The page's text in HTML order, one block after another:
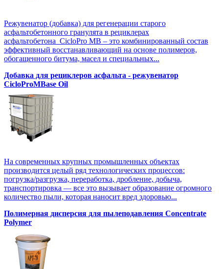
Режувенатор (добавка) для регенерации старого
асфальтобетонного гранулята в рециклерах
асфальтобетона CicloPro MB – это комбинированный состав
эффективный восстанавливающий на основе полимеров,
обогащенного битума, масел и специальных...
Добавка для рециклеров асфальта - режувенатор
CicloProMBase Oil
На современных крупных промышленных объектах
производится целый ряд технологических процессов:
погрузка/разгрузка, переработка, дробление, добыча,
транспортировка — все это вызывает образование огромного
количество пыли, которая наносит вред здоровью...
Полимерная дисперсия для пылеподавления Concentrate
Polymer